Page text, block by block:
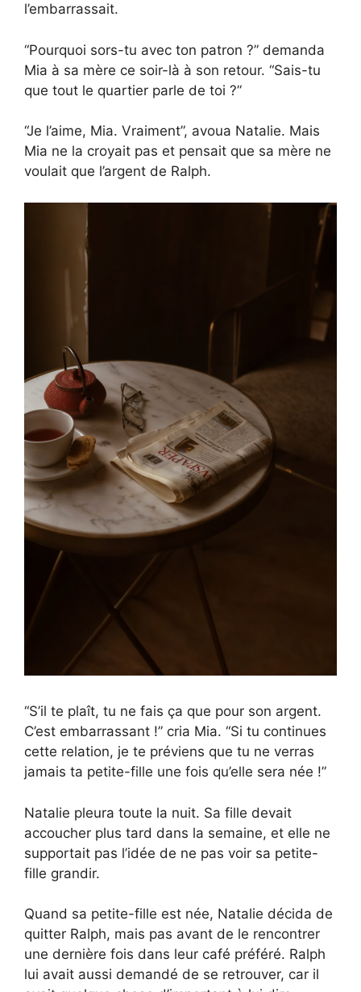
l’embarrassait.
“Pourquoi sors-tu avec ton patron ?” demanda
Mia à sa mère ce soir-là à son retour. “Sais-tu
que tout le quartier parle de toi ?”
“Je l’aime, Mia. Vraiment”, avoua Natalie. Mais
Mia ne la croyait pas et pensait que sa mère ne
voulait que l’argent de Ralph.
“S’il te plaît, tu ne fais ça que pour son argent.
C’est embarrassant !” cria Mia. “Si tu continues
cette relation, je te préviens que tu ne verras
jamais ta petite-fille une fois qu’elle sera née !”
Natalie pleura toute la nuit. Sa fille devait
accoucher plus tard dans la semaine, et elle ne
supportait pas l’idée de ne pas voir sa petite-
fille grandir.
Quand sa petite-fille est née, Natalie décida de
quitter Ralph, mais pas avant de le rencontrer
une dernière fois dans leur café préféré. Ralph
lui avait aussi demandé de se retrouver, car il